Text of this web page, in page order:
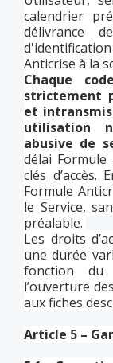
calendrier
délivrance
Anticrise à la
Chaque
strictement
et
utilisation
abusive de
délai
clés d’accès.
Formule
le Service,
préalable.
Les droits
une durée
fonction du
l’ouverture
aux fiches
Article 5 –